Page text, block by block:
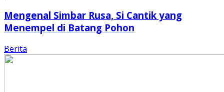
Mengenal Simbar Rusa, Si Cantik yang
Menempel di Batang Pohon
Berita